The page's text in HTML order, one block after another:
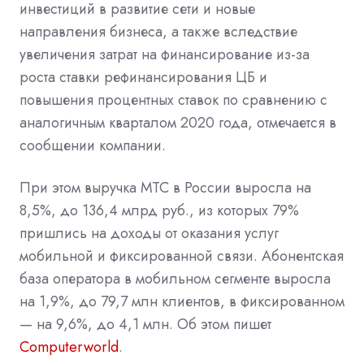
инвестиций в развитие сети и новые
направления бизнеса, а также вследствие
увеличения затрат на финансирование из-за
роста ставки рефинансирования ЦБ и
повышения процентных ставок по сравнению с
аналогичным кварталом 2020 года, отмечается в
сообщении компании.
При этом выручка МТС в России выросла на
8,5%, до 136,4 млрд руб., из которых 79%
пришлись на доходы от оказания услуг
мобильной и фиксированной связи. Абонентская
база оператора в мобильном сегменте выросла
на 1,9%, до 79,7 млн клиентов, в фиксированном
— на 9,6%, до 4,1 млн. Об этом пишет
Computerworld.